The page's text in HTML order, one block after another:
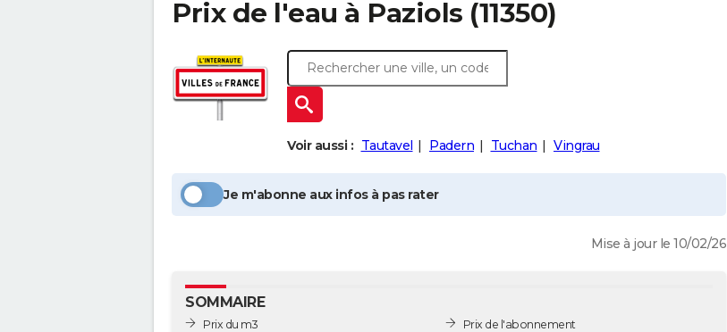
Prix de l'eau à Paziols (11350)
Voir aussi : Tautavel Padern Tuchan Vingrau
Je m'abonne aux infos à pas rater
Mise à jour le 10/02/26
SOMMAIRE
Prix du m3
Prix de l'abonnement